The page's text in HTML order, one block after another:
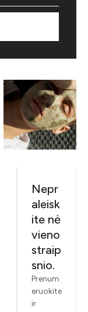
Nepr
aleisk
ite nė
vieno
straip
snio.
Prenum
eruokite
ir